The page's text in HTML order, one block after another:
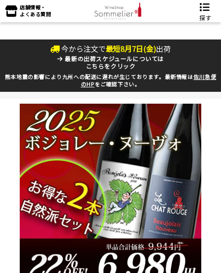
店舗情報・
よくある質問
探す
今から注文で最短8月7日(金)出荷
最新の出荷スケジュールについては
こちらをクリック
熊本地震の影響により九州への配送に遅れが生じております。最新情報は佐川急便
のHPをご確認下さい。